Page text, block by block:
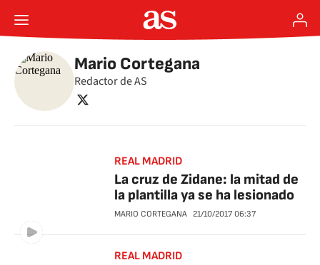
Mario Cortegana
Redactor de AS
twitter
REAL MADRID
La cruz de Zidane: la mitad de
la plantilla ya se ha lesionado
MARIO CORTEGANA 21/10/2017 06:37
REAL MADRID